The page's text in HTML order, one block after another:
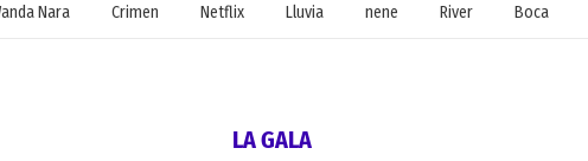
Nara Crimen Netflix Lluvia nene River Boca
LA GALA